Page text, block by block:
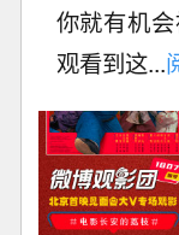
你就有机
观看到这...